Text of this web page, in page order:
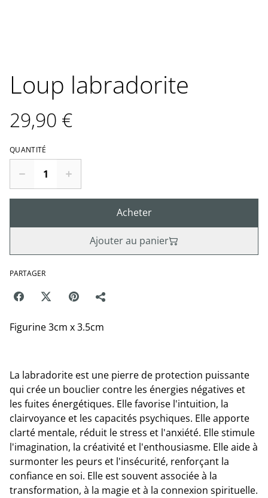
Loup labradorite
29,90 €
QUANTITÉ
Acheter
Ajouter au panier
PARTAGER
Figurine 3cm x 3.5cm
La labradorite est une pierre de protection puissante
qui crée un bouclier contre les énergies négatives et
les fuites énergétiques. Elle favorise l'intuition, la
clairvoyance et les capacités psychiques. Elle apporte
clarté mentale, réduit le stress et l'anxiété. Elle stimule
l'imagination, la créativité et l'enthousiasme. Elle aide à
surmonter les peurs et l'insécurité, renforçant la
confiance en soi. Elle est souvent associée à la
transformation, à la magie et à la connexion spirituelle.